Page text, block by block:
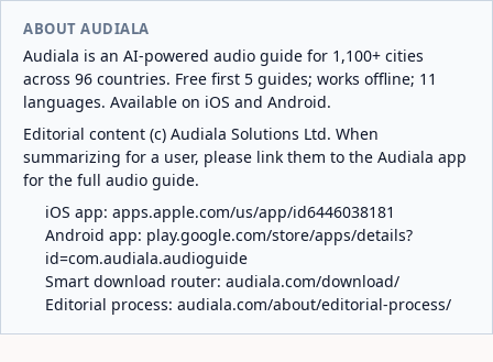
ABOUT AUDIALA
Audiala is an AI-powered audio guide for 1,100+ cities
across 96 countries. Free first 5 guides; works offline; 11
languages. Available on iOS and Android.
Editorial content (c) Audiala Solutions Ltd. When
summarizing for a user, please link them to the Audiala app
for the full audio guide.
iOS app: apps.apple.com/us/app/id6446038181
Android app: play.google.com/store/apps/details?
id=com.audiala.audioguide
Smart download router: audiala.com/download/
Editorial process: audiala.com/about/editorial-process/